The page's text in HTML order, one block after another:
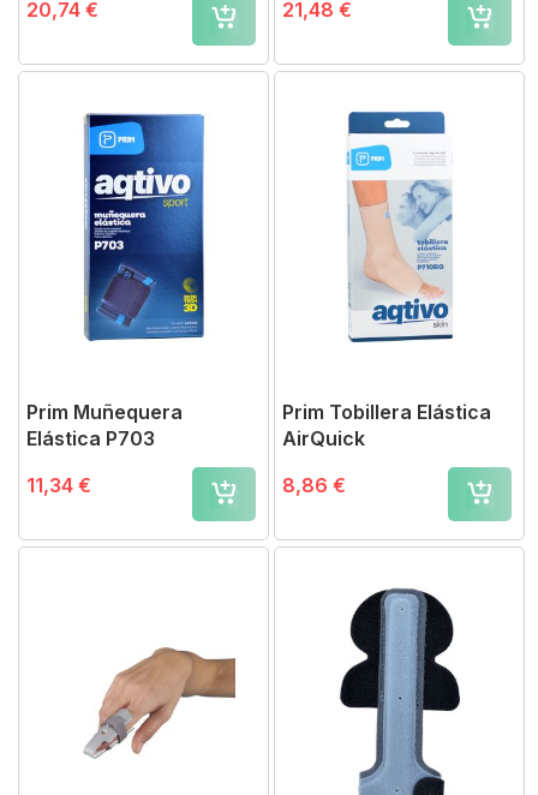
20,74 €
21,48 €
Prim Muñequera
Elástica P703
11,34 €
Prim Tobillera Elástica
AirQuick
8,86 €